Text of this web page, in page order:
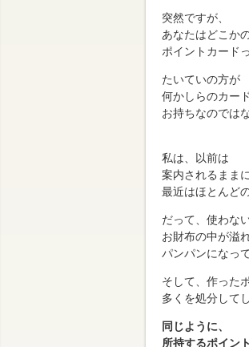
突然ですが、
あなたはどこか
ポイントカード
たいていの方が
何かしらのカー
お持ちなのでは
私は、以前は
案内されるまま
最近はほとんど
だって、使わな
お財布の中が溢
パンパンになっ
そして、作った
多くを処分して
同じように、
所持するポイン